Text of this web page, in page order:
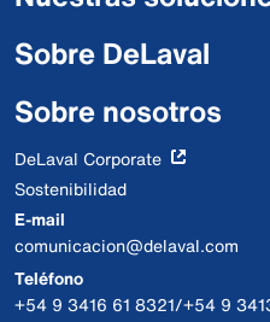
Sobre DeLaval
Sobre nosotros
DeLaval Corporate
Sostenibilidad
E-mail
comunicacion@delaval.com
Teléfono
+54 9 3416 61 8321/+54 9